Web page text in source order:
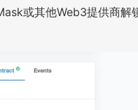
或其他Web3提供商解